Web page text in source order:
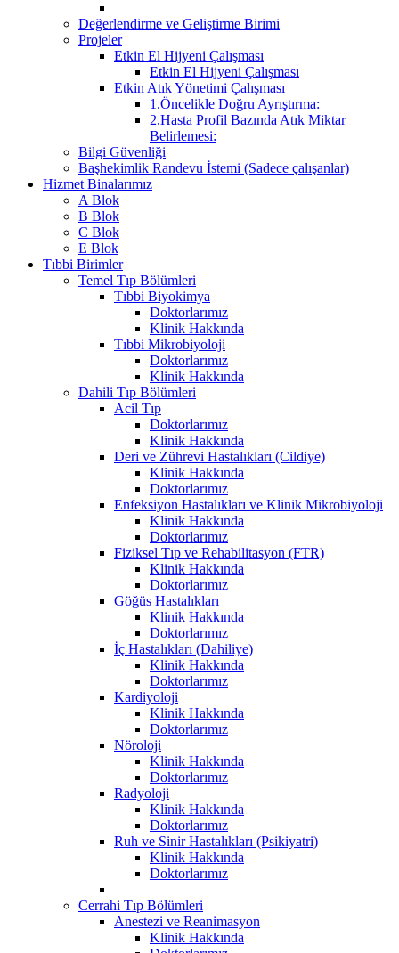
Değerlendirme ve Geliştirme Birimi
Projeler
Etkin El Hijyeni Çalışması
Etkin El Hijyeni Çalışması
Etkin Atık Yönetimi Çalışması
1.Öncelikle Doğru Ayrıştırma:
2.Hasta Profil Bazında Atık Miktar
Belirlemesi:
Bilgi Güvenliği
Başhekimlik Randevu İstemi (Sadece çalışanlar)
Hizmet Binalarımız
A Blok
B Blok
C Blok
E Blok
Tıbbi Birimler
Temel Tıp Bölümleri
Tıbbi Biyokimya
Doktorlarımız
Klinik Hakkında
Tıbbi Mikrobiyoloji
Doktorlarımız
Klinik Hakkında
Dahili Tıp Bölümleri
Acil Tıp
Doktorlarımız
Klinik Hakkında
Deri ve Zührevi Hastalıkları (Cildiye)
Klinik Hakkında
Doktorlarımız
Enfeksiyon Hastalıkları ve Klinik Mikrobiyoloji
Klinik Hakkında
Doktorlarımız
Fiziksel Tıp ve Rehabilitasyon (FTR)
Klinik Hakkında
Doktorlarımız
Göğüs Hastalıkları
Klinik Hakkında
Doktorlarımız
İç Hastalıkları (Dahiliye)
Klinik Hakkında
Doktorlarımız
Kardiyoloji
Klinik Hakkında
Doktorlarımız
Nöroloji
Klinik Hakkında
Doktorlarımız
Radyoloji
Klinik Hakkında
Doktorlarımız
Ruh ve Sinir Hastalıkları (Psikiyatri)
Klinik Hakkında
Doktorlarımız
Cerrahi Tıp Bölümleri
Anestezi ve Reanimasyon
Klinik Hakkında